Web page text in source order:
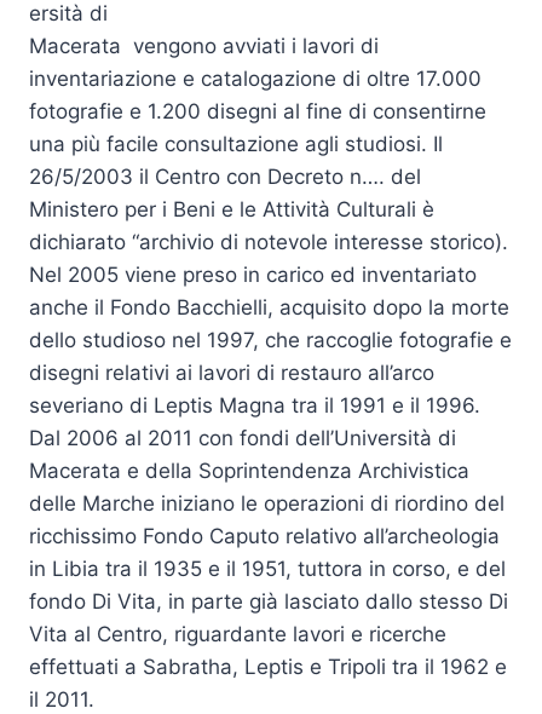
ersità di
Macerata vengono avviati i lavori di
inventariazione e catalogazione di oltre 17.000
fotografie e 1.200 disegni al fine di consentirne
una più facile consultazione agli studiosi. Il
26/5/2003 il Centro con Decreto n…. del
Ministero per i Beni e le Attività Culturali è
dichiarato “archivio di notevole interesse storico).
Nel 2005 viene preso in carico ed inventariato
anche il Fondo Bacchielli, acquisito dopo la morte
dello studioso nel 1997, che raccoglie fotografie e
disegni relativi ai lavori di restauro all’arco
severiano di Leptis Magna tra il 1991 e il 1996.
Dal 2006 al 2011 con fondi dell’Università di
Macerata e della Soprintendenza Archivistica
delle Marche iniziano le operazioni di riordino del
ricchissimo Fondo Caputo relativo all’archeologia
in Libia tra il 1935 e il 1951, tuttora in corso, e del
fondo Di Vita, in parte già lasciato dallo stesso Di
Vita al Centro, riguardante lavori e ricerche
effettuati a Sabratha, Leptis e Tripoli tra il 1962 e
il 2011.